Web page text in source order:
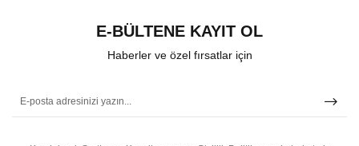
E-BÜLTENE KAYIT OL
Haberler ve özel fırsatlar için